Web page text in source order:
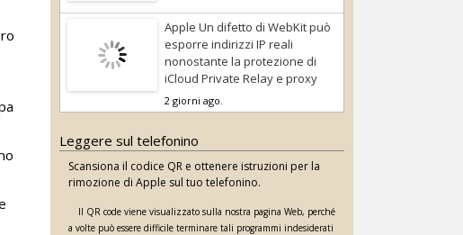
Apple Un difetto di WebKit può
esporre indirizzi IP reali
nonostante la protezione di
iCloud Private Relay e proxy
2 giorni ago.
Leggere sul telefonino
Scansiona il codice QR e ottenere istruzioni per la
rimozione di Apple sul tuo telefonino.
Il QR code viene visualizzato sulla nostra pagina Web, perché
a volte può essere difficile terminare tali programmi indesiderati